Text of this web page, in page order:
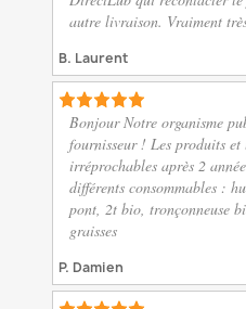
autre livraison. Vraiment
B. Laurent
Bonjour Notre organisme
fournisseur ! Les produits et
irréprochables après 2
différents consommables :
pont, 2t bio, tronçonneuse
graisses
P. Damien